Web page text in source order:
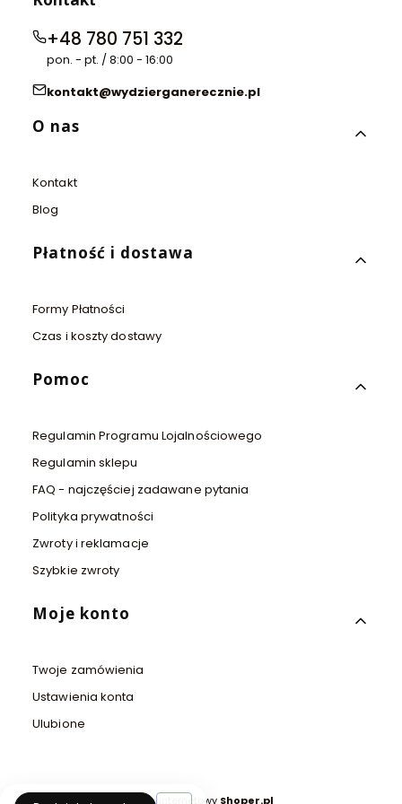
+48 780 751 332
pon. - pt. / 8:00 - 16:00
kontakt@wydzierganerecznie.pl
Linki w stopce
O nas
Kontakt
Blog
Płatność i dostawa
Formy Płatności
Czas i koszty dostawy
Pomoc
Regulamin Programu Lojalnościowego
Regulamin sklepu
FAQ - najczęściej zadawane pytania
Polityka prywatności
Zwroty i reklamacje
Szybkie zwroty
Moje konto
Twoje zamówienia
Ustawienia konta
Ulubione
Sklep internetowy Shoper.pl